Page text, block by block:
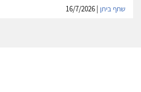
שחף ביתן